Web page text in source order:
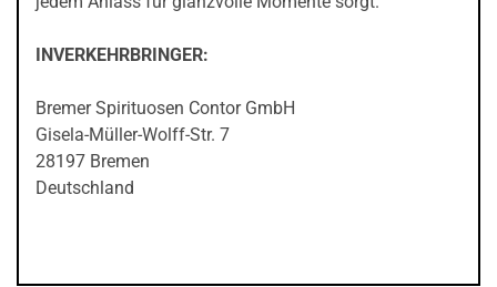
INVERKEHRBRINGER:
Bremer Spirituosen Contor GmbH
Gisela-Müller-Wolff-Str. 7
28197 Bremen
Deutschland